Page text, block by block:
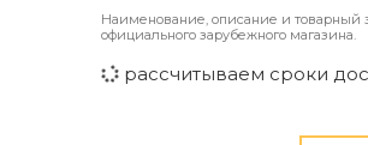
Наименование, описание и товарный
официального зарубежного магазина.
рассчитываем сроки